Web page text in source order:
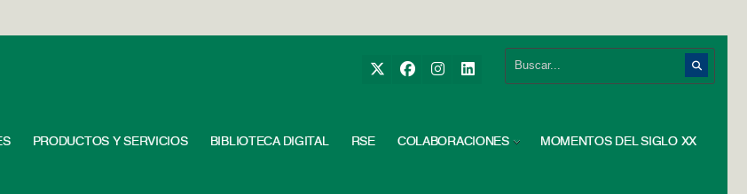
PRODUCTOS Y SERVICIOS BIBLIOTECA DIGITAL RSE COLABORACIONES MOMENTOS DEL SIGLO XX